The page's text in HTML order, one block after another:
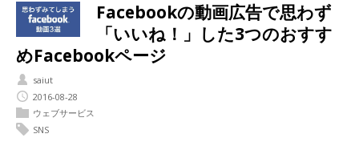
Facebookの動画広告で思わず
「いいね！」した3つのおすす
めFacebookページ
saiut
2016-08-28
ウェブサービス
SNS